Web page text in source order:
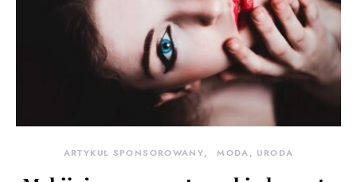
ARTYKUŁ SPONSOROWANY MODA, URODA